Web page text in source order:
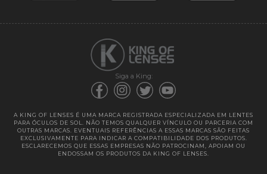
Siga a King:
A KING OF LENSES É UMA MARCA REGISTRADA ESPECIALIZADA EM LENTES
PARA ÓCULOS DE SOL. NÃO TEMOS QUALQUER VÍNCULO OU PARCERIA COM
OUTRAS MARCAS. EVENTUAIS REFERÊNCIAS A ESSAS MARCAS SÃO FEITAS
EXCLUSIVAMENTE PARA INDICAR A COMPATIBILIDADE DOS PRODUTOS.
ESCLARECEMOS QUE ESSAS EMPRESAS NÃO PATROCINAM, APOIAM OU
ENDOSSAM OS PRODUTOS DA KING OF LENSES.